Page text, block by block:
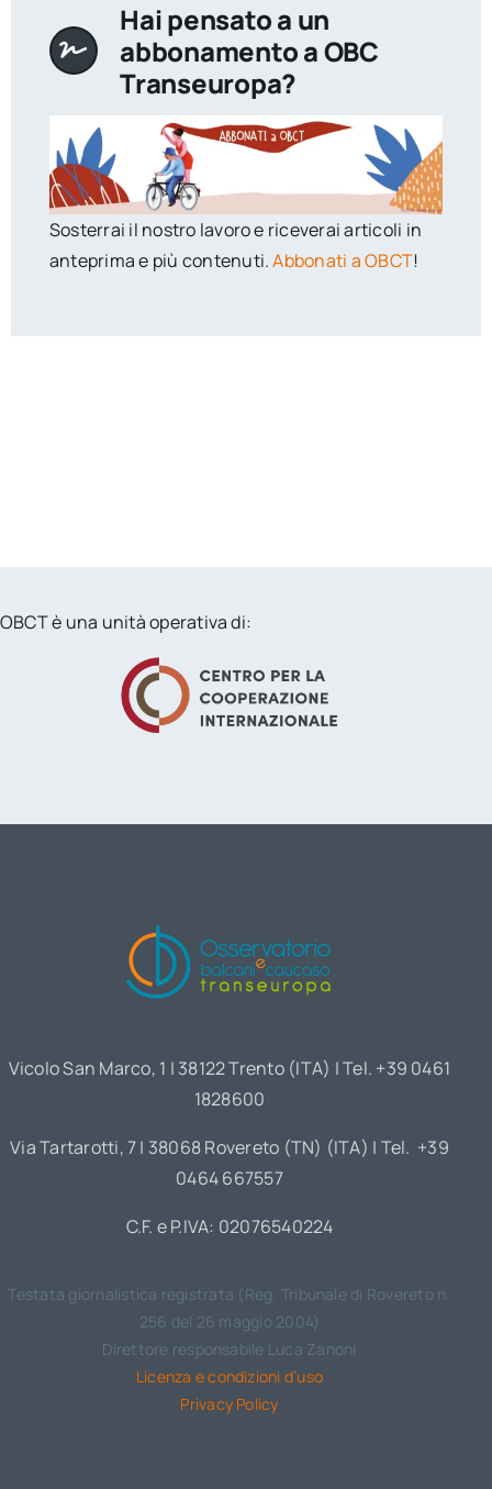
Hai pensato a un
abbonamento a OBC
Transeuropa?
Sosterrai il nostro lavoro e riceverai articoli in
anteprima e più contenuti.Abbonati a OBCT!
OBCT è una unità operativa di:
Vicolo San Marco, 1 | 38122 Trento (ITA) | Tel. +39 0461
1828600
Via Tartarotti, 7 | 38068 Rovereto (TN) (ITA) | Tel. +39
0464 667557
C.F. e P.IVA: 02076540224
Testata giornalistica registrata (Reg. Tribunale di Rovereto n.
256 del 26 maggio 2004)
Direttore responsabile Luca Zanoni
Licenza e condizioni d’uso
Privacy Policy